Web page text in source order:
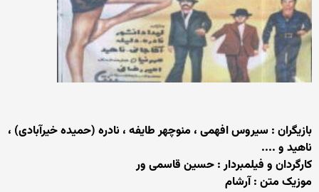
بازیگران : سیروس افهمی ، منوچهر طایفه ، نادره (حمیده خیرآبادی) ،
ناهید و ....
کارگردان و فیلمبردار : حسین قاسمی ور
موزیک متن : آرشام